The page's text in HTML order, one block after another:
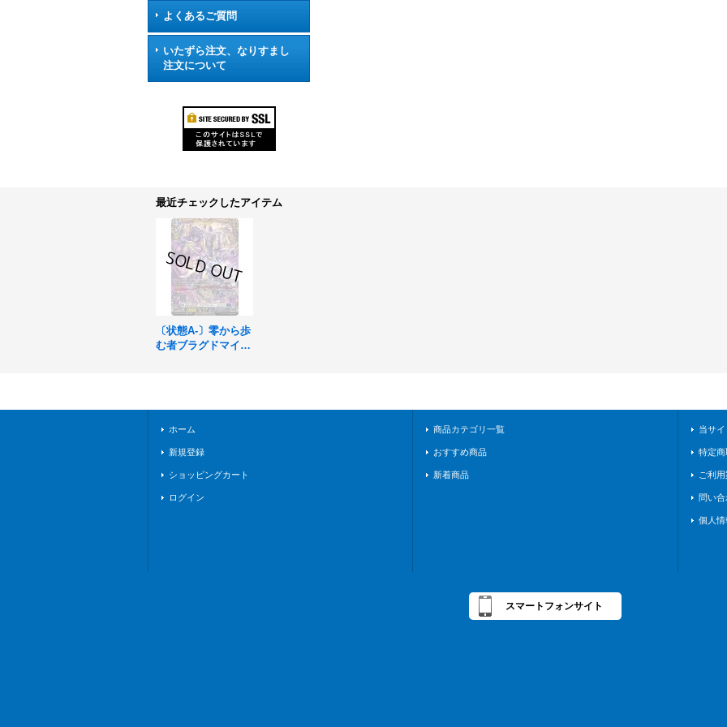
よくあるご質問
いたずら注文、なりすまし
注文について
最近チェックしたアイテム
〔状態A-〕零から歩
む者ブラグドマイヤ
ホーム
新規登録
ショッピングカート
ログイン
商品カテゴリ一覧
おすすめ商品
新着商品
当サ
特定
ご利
問い合
個人
スマートフォンサイト